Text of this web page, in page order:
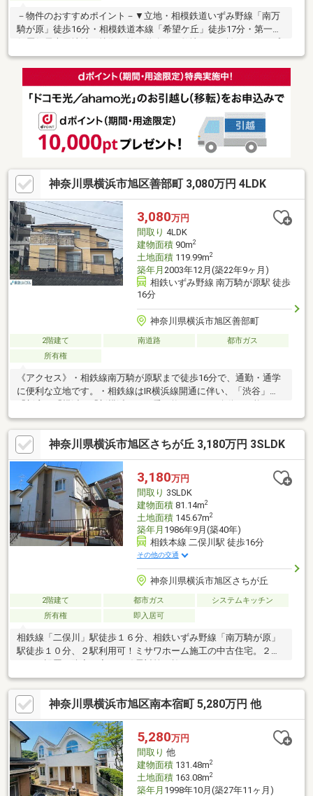
－物件のおすすめポイント－▼立地・相模鉄道いずみ野線「南万
騎が原」徒歩16分・相模鉄道本線「希望ケ丘」徒歩17分・第一種
ライバシーを守りやすい土地形状・L・DK分離タイプの間取り・
空間を広く使える壁付キッチン、前面に出窓有・洋室約6.0帖に収
納・バルコニーを設置・駐車スペース有(車種制限有)▼2021年9月
内外装リフォーム履歴【水回り】キッチン、浴室、洗面所【内
す ━━━━━・・・物件の詳細・ご相談はお気軽にお問い合わせ
ください。
神奈川県横浜市旭区善部町 3,080万円 4LDK
3,080万円
間取り 4LDK
建物面積90m2
土地面積119.99m2
築年月 2003年12月(築22年9ヶ月)
相鉄いずみ野線 南万騎が原駅 徒歩
16分
神奈川県横浜市旭区善部町
2階建て 南道路
都市ガス
所有権
《アクセス》・相鉄線南万騎が原駅まで徒歩16分で、通勤・通学
に便利な立地です。・相鉄線はIR横浜線開通に伴い、「渋谷」
「新宿」「横浜」「新横浜」まで乗り換えなしで移動が可能でご
ざいます。《駐車場》・大切な愛車を雨風から防げる地下車庫付
き。お車をお持ちでない方は、駐輪場や物置としてもご利用いた
だけます。《太陽光パネル》自家発電用の太陽光パネルを利用可
です。《陽当たり》バルコニーは南向きで、目の前に建物がない
為、光を取り込めます。
神奈川県横浜市旭区さちが丘 3,180万円 3SLDK
3,180万円
間取り 3SLDK
建物面積81.14m2
土地面積145.67m2
築年月 1986年9月(築40年)
相鉄本線 二俣川駅 徒歩16分
その他の交通
神奈川県横浜市旭区さちが丘
2階建て 都市ガス
システムキッチン
所有権
即入居可
相鉄線「二俣川」駅徒歩１６分、相鉄いずみ野線「南万騎が原」
駅徒歩１０分、２駅利用可！ミサワホーム施工の中古住宅。２重
年７月、給湯器交換済み！
神奈川県横浜市旭区南本宿町 5,280万円 他
5,280万円
間取り 他
建物面積131.48m2
土地面積163.08m2
築年月 1998年10月(築27年11ヶ月)